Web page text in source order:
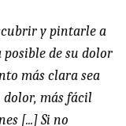
y pintarle a
de su dolor
más clara sea
dolor, más fácil
[...] Si no